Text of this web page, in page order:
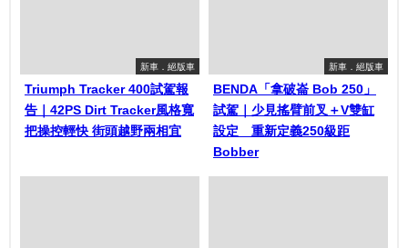
新車．絕版車
Triumph Tracker 400試駕報
告｜42PS Dirt Tracker風格寬
把操控輕快 街頭越野兩相宜
新車．絕版車
BENDA「拿破崙 Bob 250」
試駕｜少見搖臂前叉＋V雙缸
設定 重新定義250級距
Bobber